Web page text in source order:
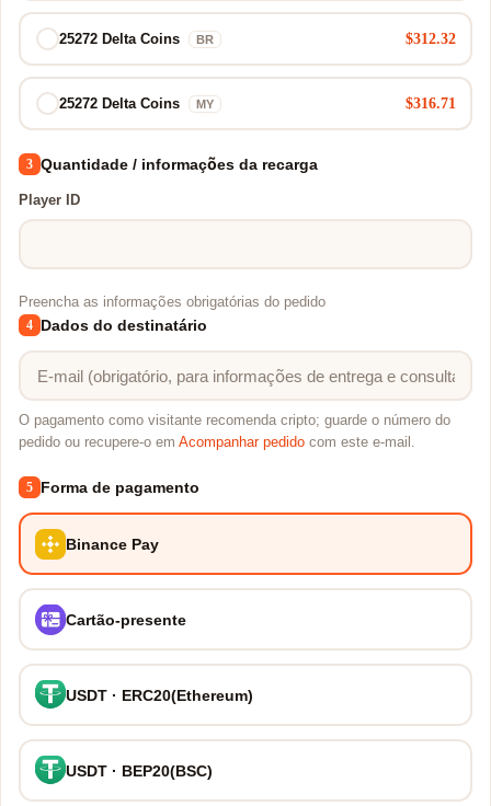
25272 Delta Coins BR $312.32
25272 Delta Coins MY $316.71
3 Quantidade / informações da recarga
Player ID
Preencha as informações obrigatórias do pedido
4 Dados do destinatário
O pagamento como visitante recomenda cripto; guarde o número do
pedido ou recupere-o em Acompanhar pedido com este e-mail.
5 Forma de pagamento
Binance Pay
Cartão-presente
USDT · ERC20(Ethereum)
USDT · BEP20(BSC)